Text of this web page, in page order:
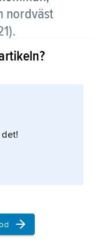
nordväst
.
70, ligger